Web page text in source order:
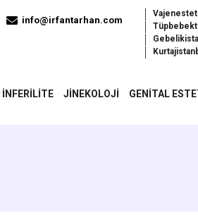
info@irfantarhan.com
İNFERILITE JINEKOLOJI GENITAL